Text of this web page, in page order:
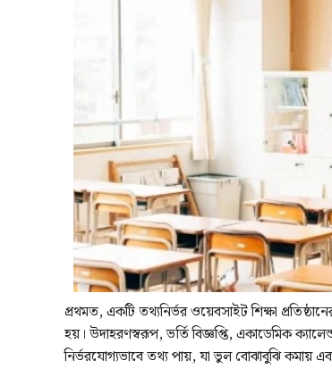
প্রথমত, একটি তথ্যনির্ভর ওয়েবসাইট শিক্ষা
হয়। উদাহরণস্বরূপ, ভর্তি বিজ্ঞপ্তি, একাডেমিক
নির্ভরযোগ্যভাবে তথ্য পায়, যা ভুল বোঝাবুঝি কমায়